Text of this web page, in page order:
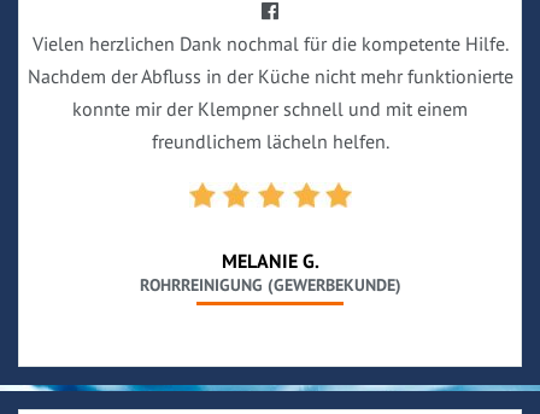
Vielen herzlichen Dank nochmal für die kompetente Hilfe.
Nachdem der Abfluss in der Küche nicht mehr funktionierte
konnte mir der Klempner schnell und mit einem
freundlichem lächeln helfen.
MELANIE G.
ROHRREINIGUNG (GEWERBEKUNDE)